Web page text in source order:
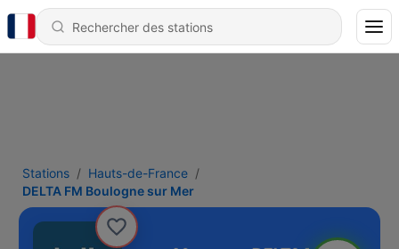
Stations
Hauts-de-France
DELTA FM Boulogne sur Mer